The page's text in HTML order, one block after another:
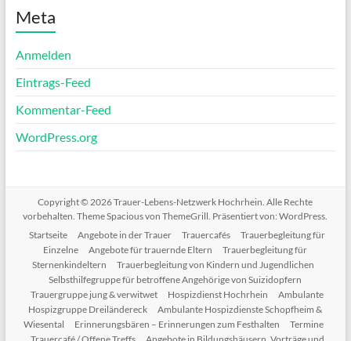
Meta
Anmelden
Eintrags-Feed
Kommentar-Feed
WordPress.org
Copyright © 2026Trauer-Lebens-Netzwerk Hochrhein. Alle Rechte
vorbehalten. ThemeSpaciousvon ThemeGrill. Präsentiert von:WordPress.
Startseite
Angebote in der Trauer Trauercafés
Trauerbegleitung für
Einzelne
Angebote für trauernde Eltern
Trauerbegleitung für
Sternenkindeltern
Trauerbegleitung von Kindern und Jugendlichen
Selbsthilfegruppe für betroffene Angehörige von Suizidopfern
Trauergruppe jung & verwitwet
Hospizdienst Hochrhein
Ambulante
Hospizgruppe Dreiländereck
Ambulante Hospizdienste Schopfheim &
Wiesental
Erinnerungsbären – Erinnerungen zum Festhalten
Termine